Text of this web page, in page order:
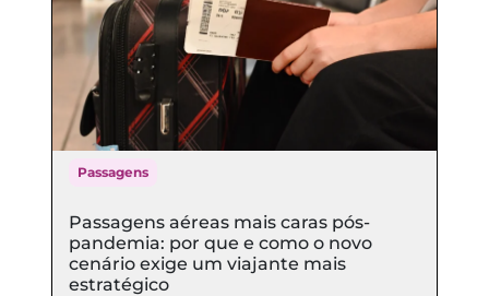
Passagens
Passagens aéreas mais caras pós-
pandemia: por que e como o novo
cenário exige um viajante mais
estratégico